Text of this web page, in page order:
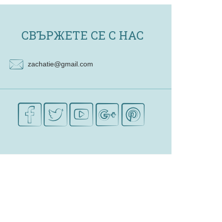
СВЪРЖЕТЕ СЕ С НАС
zachatie@gmail.com